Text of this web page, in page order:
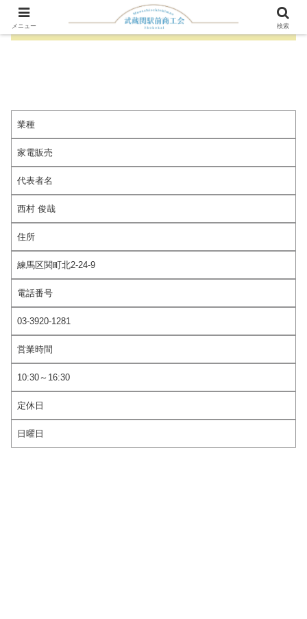
株式会社 西村電器
業種
家電販売
代表者名
西村 俊哉
住所
練馬区関町北2-24-9
電話番号
03-3920-1281
営業時間
10:30～16:30
定休日
日曜日
メニュー 検索